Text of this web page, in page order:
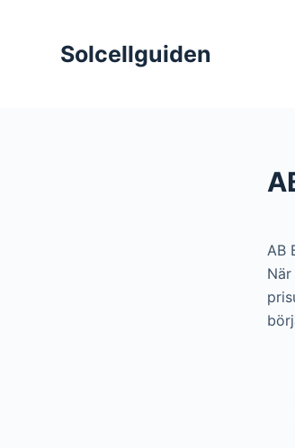
Solcellguiden
AB